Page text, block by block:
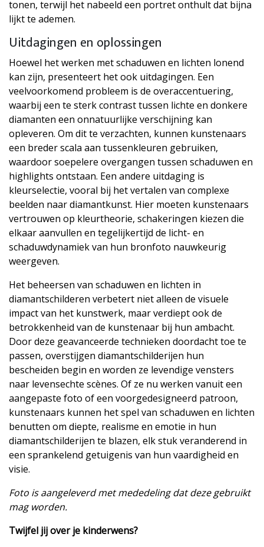
tonen, terwijl het nabeeld een portret onthult dat bijna
lijkt te ademen.
Uitdagingen en oplossingen
Hoewel het werken met schaduwen en lichten lonend
kan zijn, presenteert het ook uitdagingen. Een
veelvoorkomend probleem is de overaccentuering,
waarbij een te sterk contrast tussen lichte en donkere
diamanten een onnatuurlijke verschijning kan
opleveren. Om dit te verzachten, kunnen kunstenaars
een breder scala aan tussenkleuren gebruiken,
waardoor soepelere overgangen tussen schaduwen en
highlights ontstaan. Een andere uitdaging is
kleurselectie, vooral bij het vertalen van complexe
beelden naar diamantkunst. Hier moeten kunstenaars
vertrouwen op kleurtheorie, schakeringen kiezen die
elkaar aanvullen en tegelijkertijd de licht- en
schaduwdynamiek van hun bronfoto nauwkeurig
weergeven.
Het beheersen van schaduwen en lichten in
diamantschilderen verbetert niet alleen de visuele
impact van het kunstwerk, maar verdiept ook de
betrokkenheid van de kunstenaar bij hun ambacht.
Door deze geavanceerde technieken doordacht toe te
passen, overstijgen diamantschilderijen hun
bescheiden begin en worden ze levendige vensters
naar levensechte scènes. Of ze nu werken vanuit een
aangepaste foto of een voorgedesigneerd patroon,
kunstenaars kunnen het spel van schaduwen en lichten
benutten om diepte, realisme en emotie in hun
diamantschilderijen te blazen, elk stuk veranderend in
een sprankelend getuigenis van hun vaardigheid en
visie.
Foto is aangeleverd met mededeling dat deze gebruikt
mag worden.
Twijfel jij over je kinderwens?